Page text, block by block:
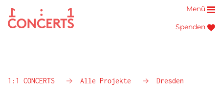
Spenden
Menü
1:1 CONCERTS Alle Projekte Dresden